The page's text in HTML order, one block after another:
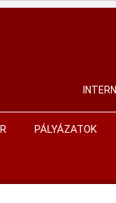
User
menu
PÁLYÁZATOK